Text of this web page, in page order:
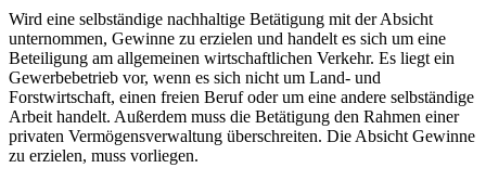
Wird eine selbständige nachhaltige Betätigung mit der Absicht
unternommen, Gewinne zu erzielen und handelt es sich um eine
Beteiligung am allgemeinen wirtschaftlichen Verkehr. Es liegt ein
Gewerbebetrieb vor, wenn es sich nicht um Land- und
Forstwirtschaft, einen freien Beruf oder um eine andere selbständige
Arbeit handelt. Außerdem muss die Betätigung den Rahmen einer
privaten Vermögensverwaltung überschreiten. Die Absicht Gewinne
zu erzielen, muss vorliegen.